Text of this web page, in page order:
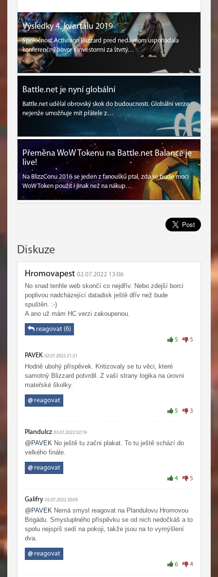
Výsledky 4. kvartálu 2019
Spoločnosť Activision Blizzard pred nedávnom usporiadala
konferenčný hovor s investormi za štvrtý…
Battle.net je nyní globální
Battle.net udělal obrovský skok do budoucnosti. Globální verze
nejenže umožňuje mít přátele z…
Přeměna WoW Tokenu na Battle.net Balance je
live!
Na BlizzConu 2016 se jeden z fanoušků ptal, zda se bude moci
WoW Token použít i jinak než na nákup…
Diskuze
Hromovapest 02.07.2022 13:06
No snad tenhle web skončí co nejdřív. Nebo zdejší borci
poplivou nadcházející datadisk ještě dřív než bude
spuštěn. :-)
A ano už mám HC verzi zakoupenou.
reagovat (6)
5 5
PAVEK 02.07.2022 21:21
Hodně ubohý příspěvek. Kritizovaly se tu věci, které
samotný Blizzard potvrdil. Z vaší strany logika na úrovni
mateřské školky.
@reagovat
5 3
Plandulcz 03.07.2022 02:19
@PAVEK No ještě tu začni plakat. To tu ještě schází do
velkého finále.
@reagovat
4 5
Galifry 03.07.2022 20:05
@PAVEK Nemá smysl reagovat na Plandulovu Hromovou
Brigádu. Smysluplného příspěvku se od nich nedočkáš a to
spolu nejspíš sedí na pokoji, takže jsou na to vymýšlení
dva.
@reagovat
6 4